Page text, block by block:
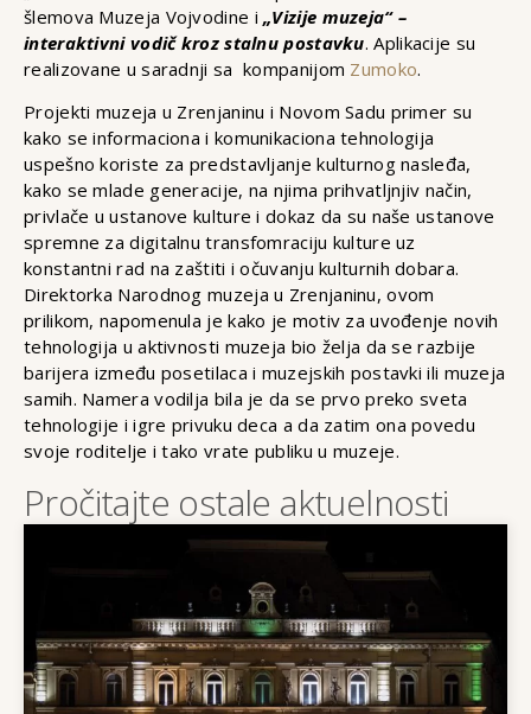
šlemova Muzeja Vojvodine i„Vizije muzeja“ –
interaktivni vodič kroz stalnu postavku. Aplikacije su
realizovane u saradnji sa kompanijom Zumoko.
Projekti muzeja u Zrenjaninu i Novom Sadu primer su
kako se informaciona i komunikaciona tehnologija
uspešno koriste za predstavljanje kulturnog nasleđa,
kako se mlade generacije, na njima prihvatljnjiv način,
privlače u ustanove kulture i dokaz da su naše ustanove
spremne za digitalnu transfomraciju kulture uz
konstantni rad na zaštiti i očuvanju kulturnih dobara.
Direktorka Narodnog muzeja u Zrenjaninu, ovom
prilikom, napomenula je kako je motiv za uvođenje novih
tehnologija u aktivnosti muzeja bio želja da se razbije
barijera između posetilaca i muzejskih postavki ili muzeja
samih. Namera vodilja bila je da se prvo preko sveta
tehnologije i igre privuku deca a da zatim ona povedu
svoje roditelje i tako vrate publiku u muzeje.
Pročitajte ostale aktuelnosti